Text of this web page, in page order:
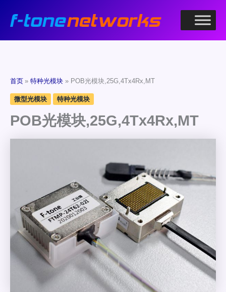
首页 特种光模块 POB光模块,25G,4Tx4Rx,MT
微型光模块 特种光模块
POB光模块,25G,4Tx4Rx,MT